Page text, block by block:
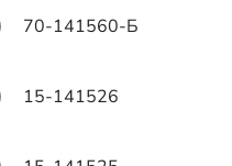
70-141560-Б
15-141526